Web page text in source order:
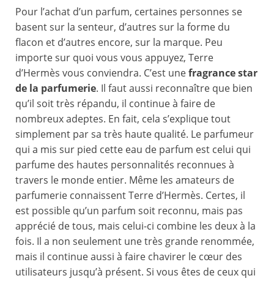
Pour l’achat d’un parfum, certaines personnes se
basent sur la senteur, d’autres sur la forme du
flacon et d’autres encore, sur la marque. Peu
importe sur quoi vous vous appuyez, Terre
d’Hermès vous conviendra. C’est unefragrance star
de la parfumerie. Il faut aussi reconnaître que bien
qu’il soit très répandu, il continue à faire de
nombreux adeptes. En fait, cela s’explique tout
simplement par sa très haute qualité. Le parfumeur
qui a mis sur pied cette eau de parfum est celui qui
parfume des hautes personnalités reconnues à
travers le monde entier. Même les amateurs de
parfumerie connaissent Terre d’Hermès. Certes, il
est possible qu’un parfum soit reconnu, mais pas
apprécié de tous, mais celui-ci combine les deux à la
fois. Il a non seulement une très grande renommée,
mais il continue aussi à faire chavirer le cœur des
utilisateurs jusqu’à présent. Si vous êtes de ceux qui